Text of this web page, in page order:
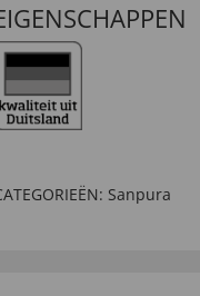
Sanpura